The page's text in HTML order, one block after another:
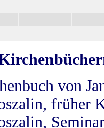
von
früher